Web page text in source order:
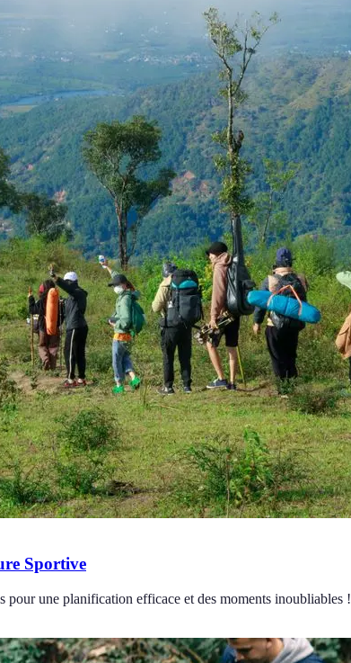
Sportive
pour une planification efficace et des moments inoubliables !